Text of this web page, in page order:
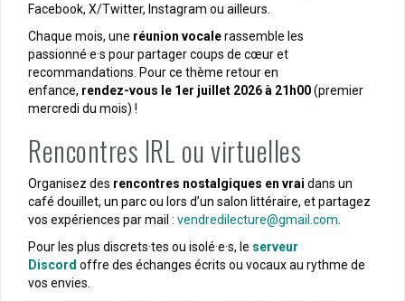
Facebook, X/Twitter, Instagram ou ailleurs.
Chaque mois, une réunion vocalerassemble les
passionné·e·s pour partager coups de cœur et
recommandations. Pour ce thème retour en
enfance, rendez-vous le 1er juillet 2026 à 21h00(premier
mercredi du mois) !
Rencontres IRL ou virtuelles
Organisez des rencontres nostalgiques en vrai dans un
café douillet, un parc ou lors d’un salon littéraire, et partagez
vos expériences par mail : vendredilecture@gmail.com
Pour les plus discrets·tes ou isolé·e·s, le serveur
Discord offre des échanges écrits ou vocaux au rythme de
vos envies.